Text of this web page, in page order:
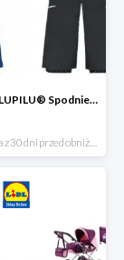
Hit cenowy - LUPILU® Spodnie narciarskie chłopięce